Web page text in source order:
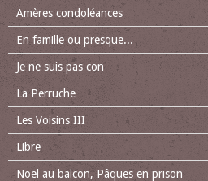
Amères condoléances
En famille ou presque...
Je ne suis pas con
La Perruche
Les Voisins III
Libre
Noël au balcon, Pâques en prison